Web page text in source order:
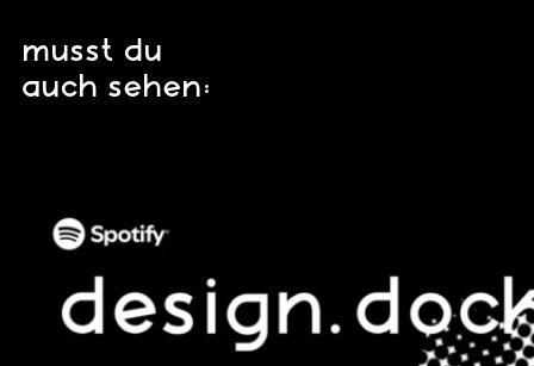
musst du
auch sehen: